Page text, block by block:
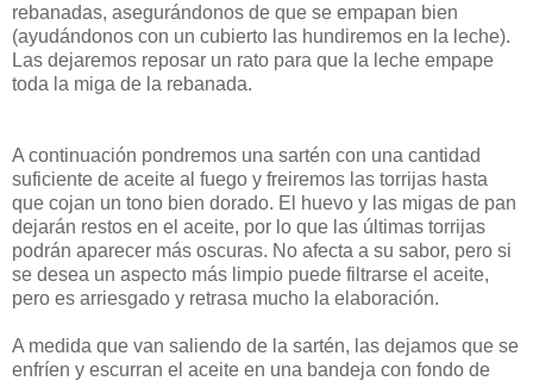
rebanadas, asegurándonos de que se empapan bien
(ayudándonos con un cubierto las hundiremos en la leche).
Las dejaremos reposar un rato para que la leche empape
toda la miga de la rebanada.
A continuación pondremos una sartén con una cantidad
suficiente de aceite al fuego y freiremos las torrijas hasta
que cojan un tono bien dorado. El huevo y las migas de pan
dejarán restos en el aceite, por lo que las últimas torrijas
podrán aparecer más oscuras. No afecta a su sabor, pero si
se desea un aspecto más limpio puede filtrarse el aceite,
pero es arriesgado y retrasa mucho la elaboración.
A medida que van saliendo de la sartén, las dejamos que se
enfríen y escurran el aceite en una bandeja con fondo de